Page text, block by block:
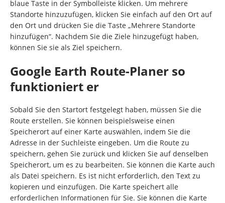
blaue Taste in der Symbolleiste klicken. Um mehrere
Standorte hinzuzufügen, klicken Sie einfach auf den Ort auf
den Ort und drücken Sie die Taste „Mehrere Standorte
hinzufügen“. Nachdem Sie die Ziele hinzugefügt haben,
können Sie sie als Ziel speichern.
Google Earth Route-Planer so
funktioniert er
Sobald Sie den Startort festgelegt haben, müssen Sie die
Route erstellen. Sie können beispielsweise einen
Speicherort auf einer Karte auswählen, indem Sie die
Adresse in der Suchleiste eingeben. Um die Route zu
speichern, gehen Sie zurück und klicken Sie auf denselben
Speicherort, um es zu bearbeiten. Sie können die Karte auch
als Datei speichern. Es ist nicht erforderlich, den Text zu
kopieren und einzufügen. Die Karte speichert alle
erforderlichen Informationen für Sie. Sie können die Karte